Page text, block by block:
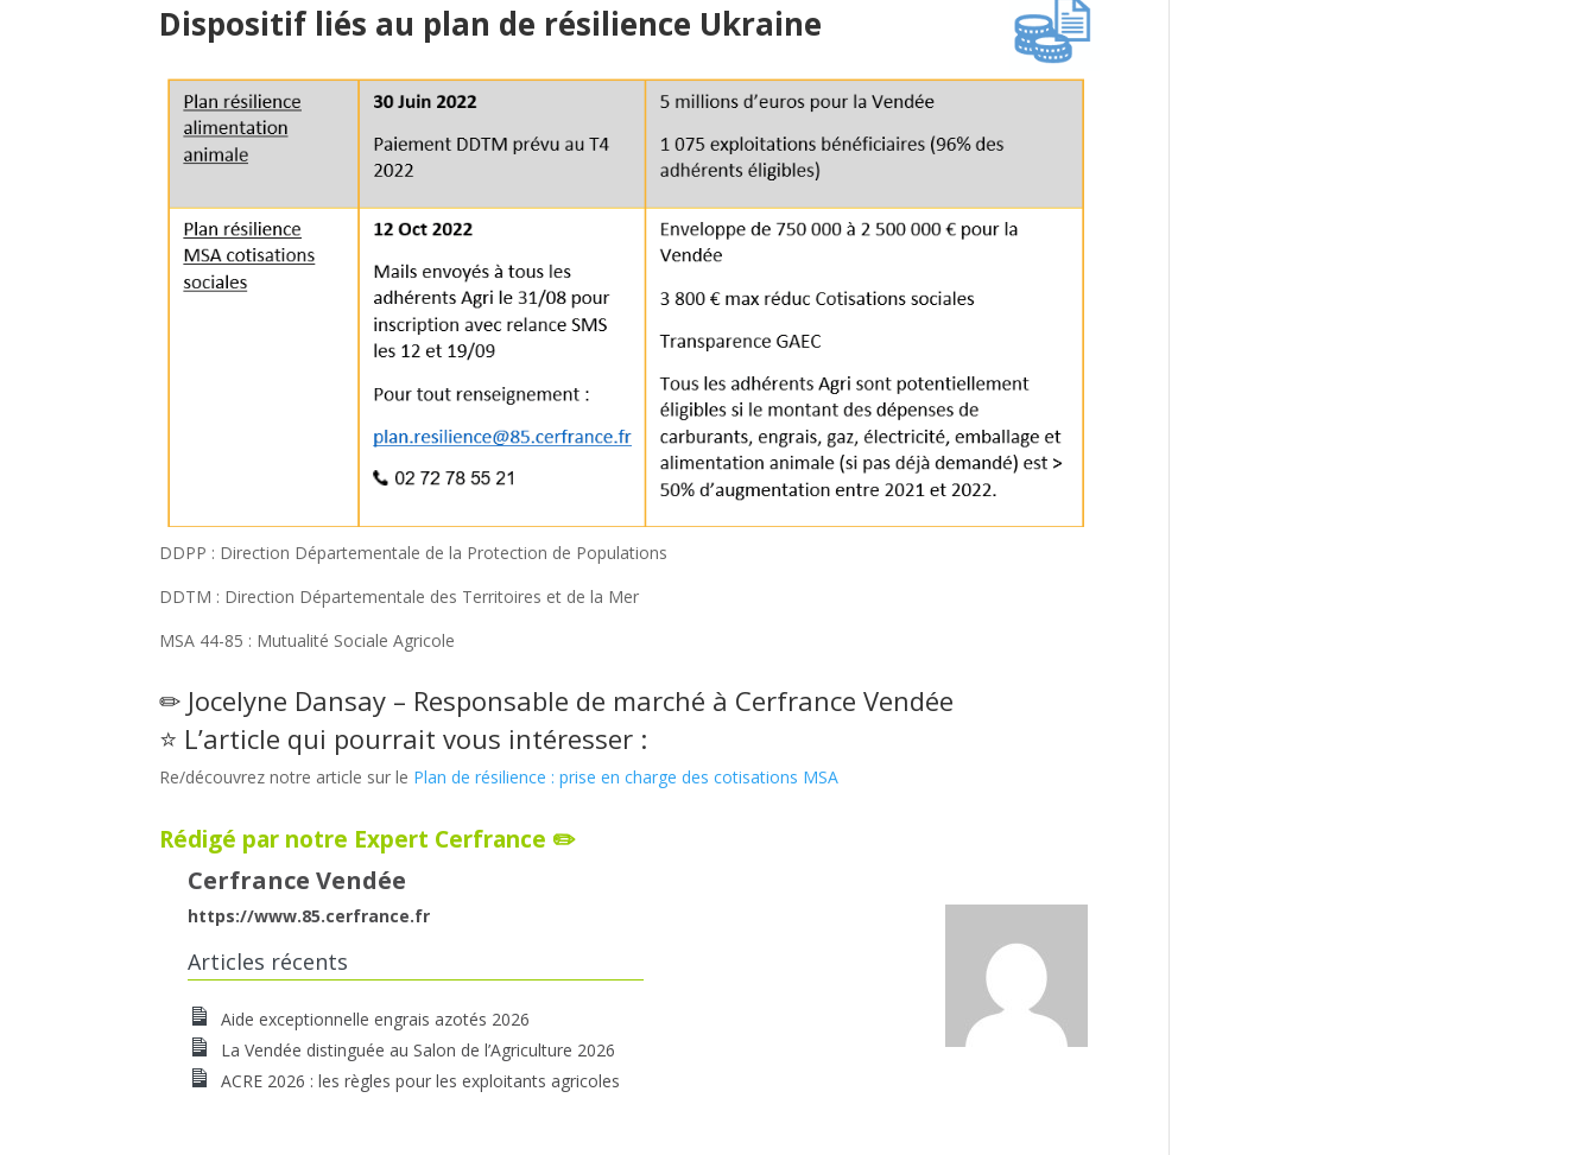
Dispositif liés au plan de résilience Ukraine
DDPP : Direction Départementale de la Protection de Populations
DDTM : Direction Départementale des Territoires et de la Mer
MSA 44-85 : Mutualité Sociale Agricole
✏ Jocelyne Dansay – Responsable de marché à Cerfrance Vendée
⭐ L’article qui pourrait vous intéresser :
Re/découvrez notre article sur le Plan de résilience : prise en charge des cotisations MSA
Rédigé par notre Expert Cerfrance ✏️
Cerfrance Vendée
https://www.85.cerfrance.fr
Articles récents
Aide exceptionnelle engrais azotés 2026
La Vendée distinguée au Salon de l’Agriculture 2026
ACRE 2026 : les règles pour les exploitants agricoles